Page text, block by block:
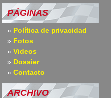
PÁGINAS
Política de privacidad
Fotos
Videos
Dossier
Contacto
ARCHIVO